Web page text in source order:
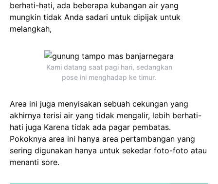
berhati-hati, ada beberapa kubangan air yang
mungkin tidak Anda sadari untuk dipijak untuk
melangkah,
Kami datang saat pagi hari, sedangkan
pose ini menghadap ke timur.
Area ini juga menyisakan sebuah cekungan yang
akhirnya terisi air yang tidak mengalir, lebih berhati-
hati juga Karena tidak ada pagar pembatas.
Pokoknya area ini hanya area pertambangan yang
sering digunakan hanya untuk sekedar foto-foto atau
menanti sore.